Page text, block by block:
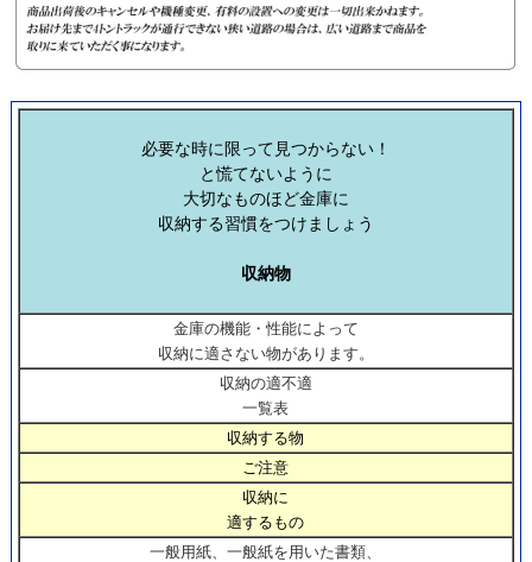
必要な時に限って見つからない！
と慌てないように
大切なものほど金庫に
収納する習慣をつけましょう
収納物
金庫の機能・性能によって
収納に適さない物があります。
収納の適不適
一覧表
収納する物
ご注意
収納に
適するもの
一般用紙、一般紙を用いた書類、